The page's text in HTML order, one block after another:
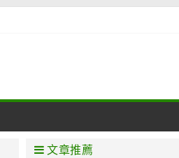
肝病文章推薦